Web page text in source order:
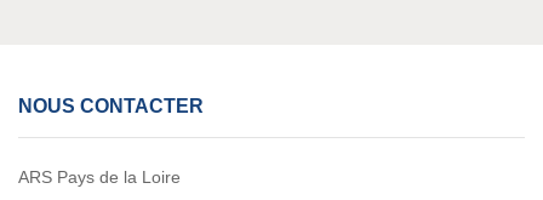
NOUS CONTACTER
ARS Pays de la Loire